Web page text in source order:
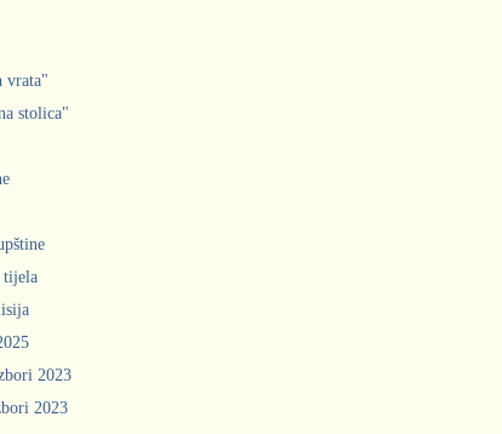
vrata"
stolica"
tijela
2023
2023